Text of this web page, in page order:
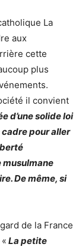
La
aux
cette
plus
il convient
d’une solide loi
pour aller
musulmane
De même, si
de la France
La petite